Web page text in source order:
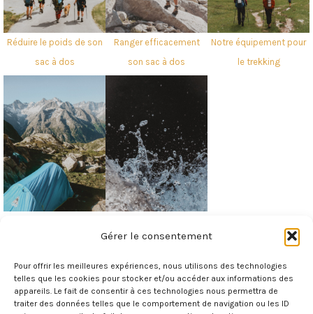
Gérer le consentement
Pour offrir les meilleures expériences, nous utilisons des technologies
telles que les cookies pour stocker et/ou accéder aux informations des
appareils. Le fait de consentir à ces technologies nous permettra de
traiter des données telles que le comportement de navigation ou les ID
Réduire le poids de son
sac à dos
Ranger efficacement
son sac à dos
randonnée
Notre équipement pour
le trekking